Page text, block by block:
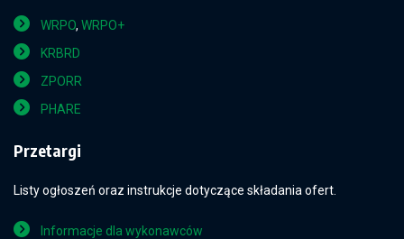
WRPO, WRPO+
KRBRD
ZPORR
PHARE
Przetargi
Listy ogłoszeń oraz instrukcje dotyczące składania ofert.
Informacje dla wykonawców